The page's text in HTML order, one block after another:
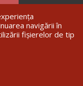
navigării în
fișierelor de tip